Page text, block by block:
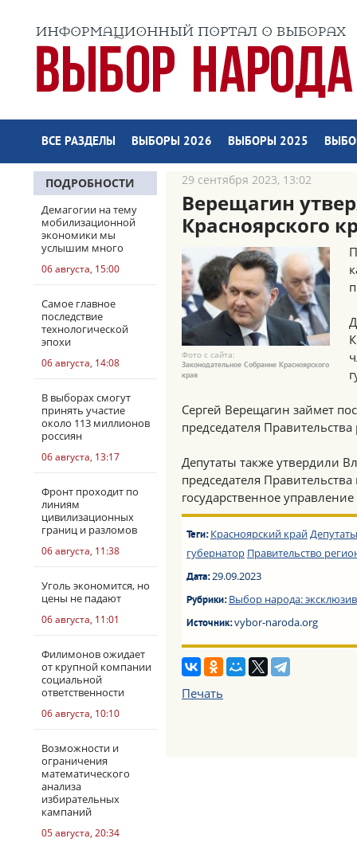
ВСЕ РАЗДЕЛЫ ВЫБОРЫ 2026 ВЫБОРЫ 2025
ПОДРОБНОСТИ
Демагогии на тему
мобилизационной
экономики мы
услышим много
06 августа, 15:00
Самое главное
последствие
технологической
эпохи
06 августа, 14:08
В выборах смогут
принять участие
около 113 миллионов
россиян
06 августа, 13:17
Фронт проходит по
линиям
цивилизационных
границ и разломов
06 августа, 11:38
Уголь экономится, но
цены не падают
06 августа, 11:01
Филимонов ожидает
от крупной компании
социальной
ответственности
06 августа, 10:10
Возможности и
ограничения
математического
анализа
избирательных
кампаний
05 августа, 20:34
29 сентября 2023, 13:02
Верещагин
Красноярского
Фото с сайта:
Законодательное Собрание Красноярского
края
Сергей Верещагин займет
председателя Правительства
Депутаты также утвердили
председателя
государственное
Теги: Красноярский крайДепутаты
губернатор Правительство
Дата:29.09.2023
Рубрики:Выбор народа: эксклюзив
Источник:vybor-naroda.org
Печать